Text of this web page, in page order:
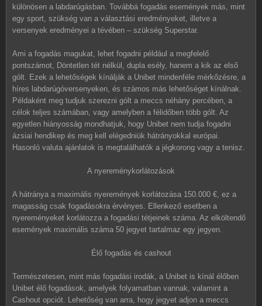
különösen a labdarúgásban. Továbbá fogadás események más, mint
egy sport, szükség van a választási eredményeket, illetve a
versenyek eredményei a tévében – szükség Superstar.
Ami a fogadás magukat, lehet fogadni például a megfelelő
pontszámot, Döntetlen tét nélkül, dupla esély, hanem a kik az első
gólt. Ezek a lehetőségek kínálják a Unibet mindenféle mérkőzésre, a
híres labdarúgóversenyeken, és számos más lehetőséget kínálnak.
Példaként meg tudjuk szerezni gólt a meccs néhány percében, a
célok teljes számában, vagy amelyben a félidőben több gólt. Az
egyetlen hiányosság mondhatjuk, hogy Unibet nem tudja fogadni
ázsiai hendikep és meg kell elégedniük hátrányokkal európai.
Hasonló valuta ajánlatok is megtalálhatók a jégkorong vagy a tenisz.
A nyereménykorlátozások
A hátránya a maximális nyeremények korlátozása 150.000 €, ez a
magasság csak fogadásokra érvényes. Ellenkező esetben a
nyereményeket korlátozza a fogadási tétjeinek száma. Az elköltendő
események maximális száma 50 jegyet tartalmaz egy jegyen.
Élő fogadás és cashout
Természetesen, mint más fogadási irodák, a Unibet is kínál élőben
Unibet élő fogadások, amelyek folyamatban vannak, valamint a
Cashout opciót. Lehetőség van arra, hogy jegyet adjon a meccs